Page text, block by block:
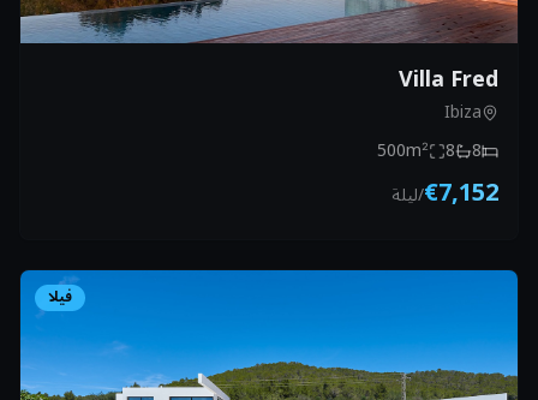
Villa Fred
Ibiza
8
8
500m²
€7,152
/ليلة
فيلا